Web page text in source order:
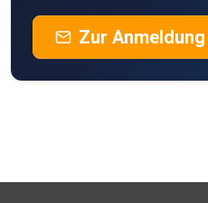
Zur Anmeldung